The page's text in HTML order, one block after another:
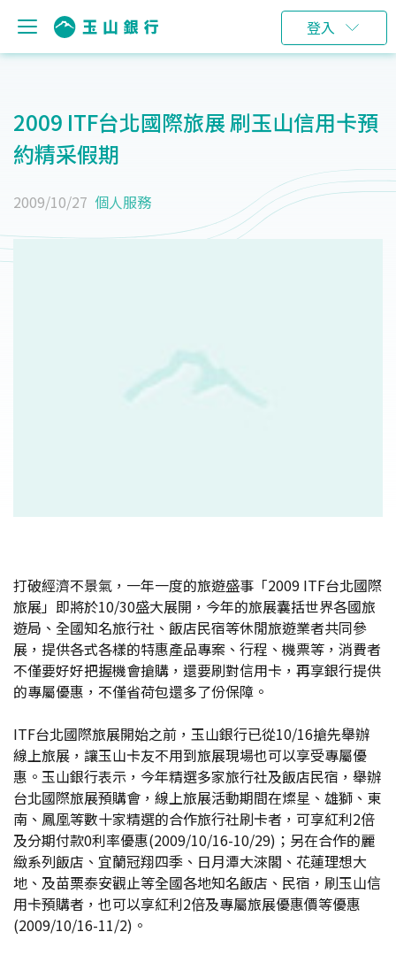
登入
2009 ITF台北國際旅展 刷玉山信用卡預
約精采假期
2009/10/27 個人服務
打破經濟不景氣，一年一度的旅遊盛事「2009 ITF台北國際
旅展」即將於10/30盛大展開，今年的旅展囊括世界各國旅
遊局、全國知名旅行社、飯店民宿等休閒旅遊業者共同參
展，提供各式各樣的特惠產品專案、行程、機票等，消費者
不僅要好好把握機會搶購，還要刷對信用卡，再享銀行提供
的專屬優惠，不僅省荷包還多了份保障。
ITF台北國際旅展開始之前，玉山銀行已從10/16搶先舉辦
線上旅展，讓玉山卡友不用到旅展現場也可以享受專屬優
惠。玉山銀行表示，今年精選多家旅行社及飯店民宿，舉辦
台北國際旅展預購會，線上旅展活動期間在燦星、雄獅、東
南、鳳凰等數十家精選的合作旅行社刷卡者，可享紅利2倍
及分期付款0利率優惠(2009/10/16-10/29)；另在合作的麗
緻系列飯店、宜蘭冠翔四季、日月潭大淶閣、花蓮理想大
地、及苗栗泰安觀止等全國各地知名飯店、民宿，刷玉山信
用卡預購者，也可以享紅利2倍及專屬旅展優惠價等優惠
(2009/10/16-11/2)。